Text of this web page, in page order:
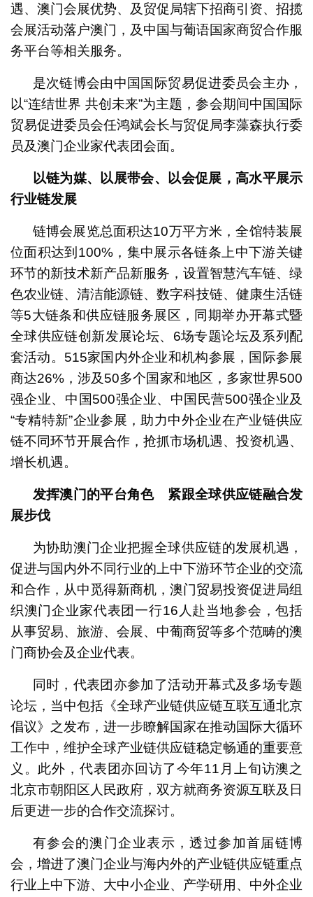
遇、澳门会展优势、及贸促局辖下招商引资、招揽
会展活动落户澳门，及中国与葡语国家商贸合作服
务平台等相关服务。
是次链博会由中国国际贸易促进委员会主办，
以“连结世界 共创未来”为主题，参会期间中国国际
贸易促进委员会任鸿斌会长与贸促局李藻森执行委
员及澳门企业家代表团会面。
以链为媒、以展带会、以会促展，高水平展示
行业链发展
链博会展览总面积达10万平方米，全馆特装展
位面积达到100%，集中展示各链条上中下游关键
环节的新技术新产品新服务，设置智慧汽车链、绿
色农业链、清洁能源链、数字科技链、健康生活链
等5大链条和供应链服务展区，同期举办开幕式暨
全球供应链创新发展论坛、6场专题论坛及系列配
套活动。515家国内外企业和机构参展，国际参展
商达26%，涉及50多个国家和地区，多家世界500
强企业、中国500强企业、中国民营500强企业及
“专精特新”企业参展，助力中外企业在产业链供应
链不同环节开展合作，抢抓市场机遇、投资机遇、
增长机遇。
发挥澳门的平台角色 紧跟全球供应链融合发
展步伐
为协助澳门企业把握全球供应链的发展机遇，
促进与国内外不同行业的上中下游环节企业的交流
和合作，从中觅得新商机，澳门贸易投资促进局组
织澳门企业家代表团一行16人赴当地参会，包括
从事贸易、旅游、会展、中葡商贸等多个范畴的澳
门商协会及企业代表。
同时，代表团亦参加了活动开幕式及多场专题
论坛，当中包括《全球产业链供应链互联互通北京
倡议》之发布，进一步瞭解国家在推动国际大循环
工作中，维护全球产业链供应链稳定畅通的重要意
义。此外，代表团亦回访了今年11月上旬访澳之
北京市朝阳区人民政府，双方就商务资源互联及日
后更进一步的合作交流探讨。
有参会的澳门企业表示，透过参加首届链博
会，增进了澳门企业与海内外的产业链供应链重点
行业上中下游、大中小企业、产学研用、中外企业